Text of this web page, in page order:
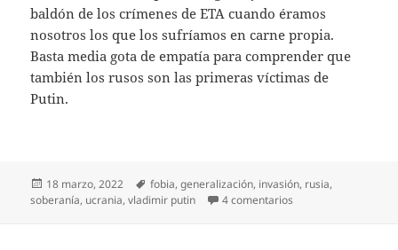
baldón de los crímenes de ETA cuando éramos
nosotros los que los sufríamos en carne propia.
Basta media gota de empatía para comprender que
también los rusos son las primeras víctimas de
Putin.
Publicado
el
18 marzo, 2022 Etiquetas
fobia,generalización, invasión, rusia,
soberanía, ucrania,vladimir putin 4 comentarios